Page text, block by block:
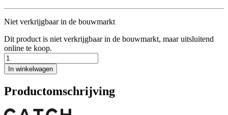
Niet verkrijgbaar in de bouwmarkt
Dit product is niet verkrijgbaar in de bouwmarkt, maar uitsluitend
online te koop.
In winkelwagen
Productomschrijving